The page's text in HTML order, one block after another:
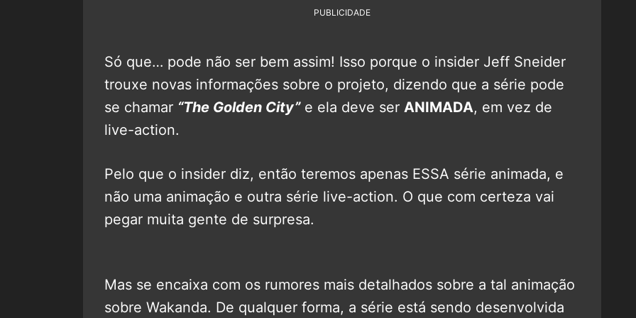
PUBLICIDADE
Só que… pode não ser bem assim! Isso porque o insider Jeff Sneider
trouxe novas informações sobre o projeto, dizendo que a série pode
se chamar “The Golden City”e ela deve ser ANIMADA, em vez de
live-action.
Pelo que o insider diz, então teremos apenas ESSA série animada, e
não uma animação e outra série live-action. O que com certeza vai
pegar muita gente de surpresa.
Mas se encaixa com os rumores mais detalhados sobre a tal animação
sobre Wakanda. De qualquer forma, a série está sendo desenvolvida